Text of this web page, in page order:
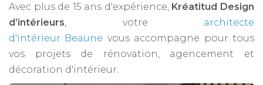
Avec plus de 15 ans d'expérience, Kréatitud Design
d’intérieurs, votre architecte
d'intérieur Beaune vous accompagne pour tous
vos projets de rénovation, agencement et
décoration d'intérieur.